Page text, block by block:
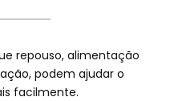
repouso, alimentação
podem ajudar o
facilmente.